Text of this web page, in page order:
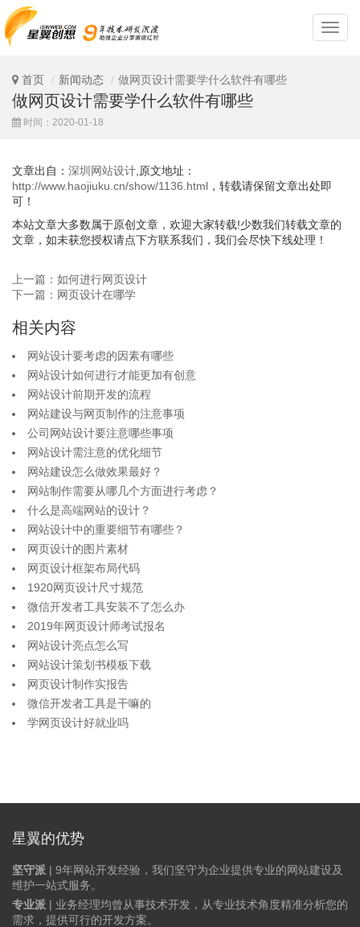
深
圳
首页 新闻动态 做网页设计需要学什么软件有哪些
做网页设计需要学什么软件有哪些
时间：2020-01-18
文章出自： 深圳网站设计 ,原文地址：
http://www.haojiuku.cn/show/1136.html ，转载请保留文章出处即
可！
本站文章大多数属于原创文章，欢迎大家转载!少数我们转载文章的
文章，如未获您授权请点下方联系我们，我们会尽快下线处理！
上一篇：如何进行网页设计
下一篇：网页设计在哪学
相关内容
网站设计要考虑的因素有哪些
网站设计如何进行才能更加有创意
网站设计前期开发的流程
网站建设与网页制作的注意事项
公司网站设计要注意哪些事项
网站设计需注意的优化细节
网站建设怎么做效果最好？
网站制作需要从哪几个方面进行考虑？
什么是高端网站的设计？
网站设计中的重要细节有哪些？
网页设计的图片素材
网页设计框架布局代码
1920网页设计尺寸规范
微信开发者工具安装不了怎么办
2019年网页设计师考试报名
网站设计亮点怎么写
网站设计策划书模板下载
网页设计制作实报告
微信开发者工具是干嘛的
学网页设计好就业吗
星翼的优势
坚守派 | 9年网站开发经验，我们坚守为企业提供专业的网站建设及
维护一站式服务。
专业派 | 业务经理均曾从事技术开发，从专业技术角度精准分析您的
需求，提供可行的开发方案。